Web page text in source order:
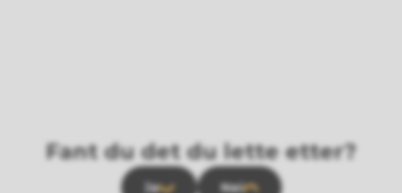
Fant du det du lette etter?
Ja Nei